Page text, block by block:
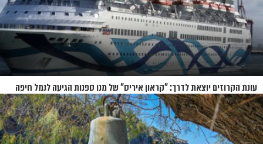
עונת הקרוזים יוצאת לדרך: "קראון איריס" של מנו ספנות הגיעה לנמל חיפה